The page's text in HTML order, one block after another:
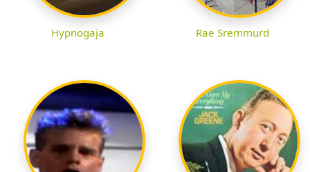
Hypnogaja Rae Sremmurd